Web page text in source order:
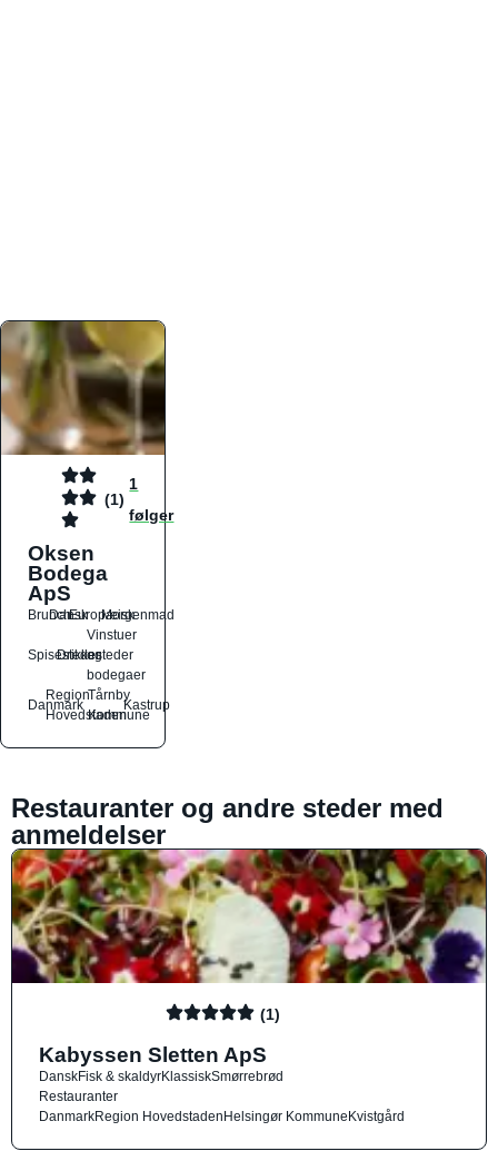
(1)
1
følger
Oksen
Bodega
ApS
Brunch
DanskEuropæiskMorgenmad
Spisesteder
Drikkesteder
Vinstuer
og
bodegaer
Danmark
Region
Hovedstaden
Tårnby
Kommune
Kastrup
Restauranter og andre steder med
anmeldelser
(1)
Kabyssen Sletten ApS
DanskFisk & skaldyrKlassiskSmørrebrød
Restauranter
DanmarkRegion HovedstadenHelsingør KommuneKvistgård